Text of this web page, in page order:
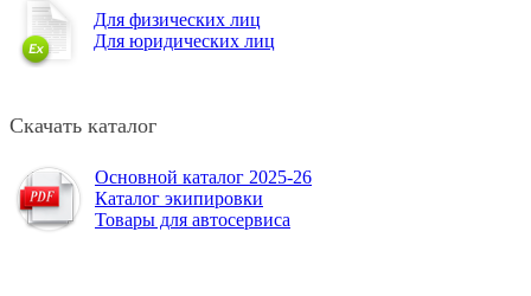
Для физических лиц
Для юридических лиц
Скачать каталог
Основной каталог 2025-26
Каталог экипировки
Товары для автосервиса